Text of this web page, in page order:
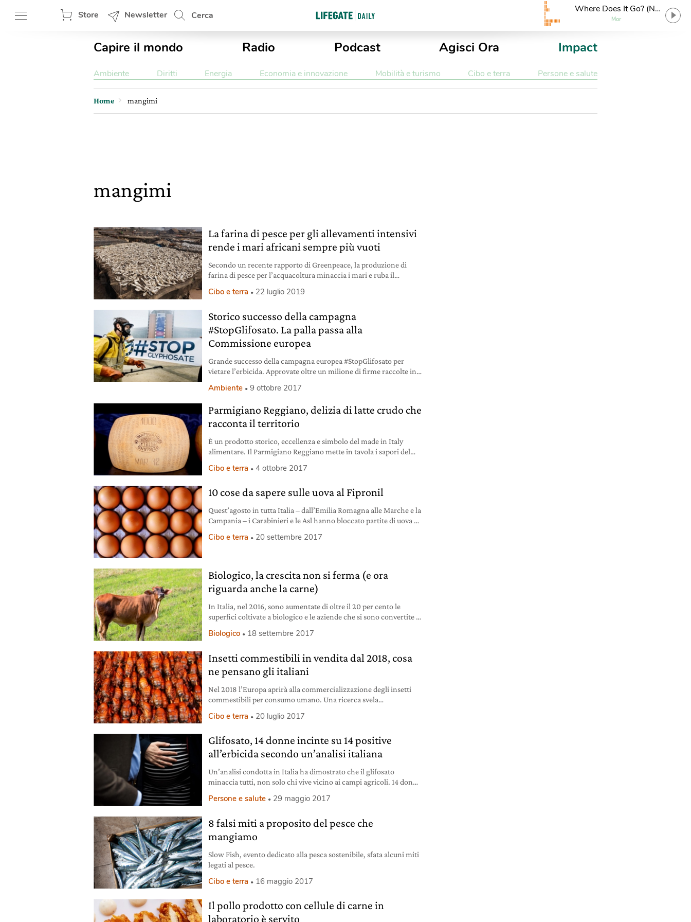
Store Newsletter Cerca
Where Does It Go? (No,
Yeah, I Don't Know)
Mor
Capire il mondo Radio Podcast Agisci Ora Impact
Ambiente Diritti Energia Economia e innovazione Mobilità e turismo Cibo e terra Persone e salute
Home mangimi
mangimi
La farina di pesce per gli allevamenti intensivi
rende i mari africani sempre più vuoti
Secondo un recente rapporto di Greenpeace, la produzione di
farina di pesce per l’acquacoltura minaccia i mari e ruba il
Cibo e terra 22 luglio 2019
Storico successo della campagna
#StopGlifosato. La palla passa alla
Commissione europea
Grande successo della campagna europea #StopGlifosato per
vietare l’erbicida. Approvate oltre un milione di firme raccolte in
Commissione europea.
Ambiente 9 ottobre 2017
Parmigiano Reggiano, delizia di latte crudo che
racconta il territorio
È un prodotto storico, eccellenza e simbolo del made in Italy
alimentare. Il Parmigiano Reggiano mette in tavola i sapori del
estremamente piccolo e specifico se visto in un’ottica globale.
Cibo e terra 4 ottobre 2017
10 cose da sapere sulle uova al Fipronil
Quest’agosto in tutta Italia – dall’Emilia Romagna alle Marche e la
Campania – i Carabinieri e le Asl hanno bloccato partite di uova al
Belgio e Olanda). Anche il nostro Paese dunque, come ha
Cibo e terra 20 settembre 2017
Biologico, la crescita non si ferma (e ora
riguarda anche la carne)
In Italia, nel 2016, sono aumentate di oltre il 20 per cento le
superfici coltivate a biologico e le aziende che si sono convertite a
carne, soprattutto bovini e suini, e l’interesse dei consumatori per
Biologico 18 settembre 2017
Insetti commestibili in vendita dal 2018, cosa
ne pensano gli italiani
Nel 2018 l’Europa aprirà alla commercializzazione degli insetti
commestibili per consumo umano. Una ricerca svela
Cibo e terra 20 luglio 2017
Glifosato, 14 donne incinte su 14 positive
all’erbicida secondo un’analisi italiana
Un’analisi condotta in Italia ha dimostrato che il glifosato
minaccia tutti, non solo chi vive vicino ai campi agricoli. 14 donne
Persone e salute 29 maggio 2017
8 falsi miti a proposito del pesce che
mangiamo
Slow Fish, evento dedicato alla pesca sostenibile, sfata alcuni miti
legati al pesce.
Cibo e terra 16 maggio 2017
Il pollo prodotto con cellule di carne in
laboratorio è servito